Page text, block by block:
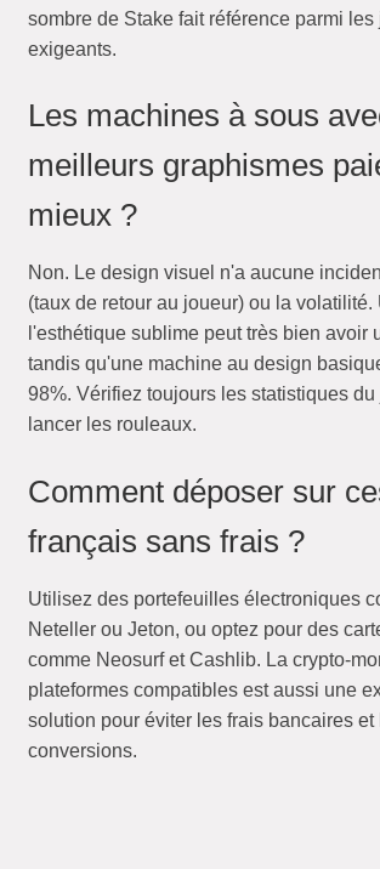
sombre de Stake fait référence parmi les
exigeants.
Les machines à sous
meilleurs graphismes
mieux ?
Non. Le design visuel n'a aucune
(taux de retour au joueur) ou la volatilité.
l'esthétique sublime peut très bien avoir
tandis qu'une machine au design
98%. Vérifiez toujours les statistiques
lancer les rouleaux.
Comment déposer sur
français sans frais ?
Utilisez des portefeuilles électroniques
Neteller ou Jeton, ou optez pour des
comme Neosurf et Cashlib. La crypto-
plateformes compatibles est aussi une
solution pour éviter les frais bancaires et
conversions.